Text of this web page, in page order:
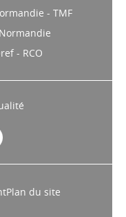
- TMF
- RCO
Plan du site